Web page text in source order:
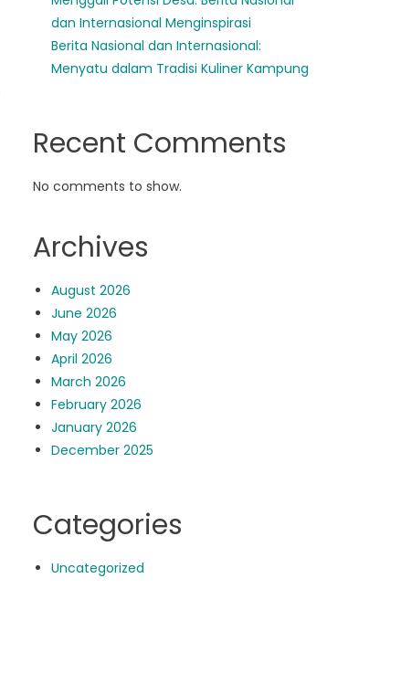
dan Internasional Menginspirasi
Berita Nasional dan Internasional:
Menyatu dalam Tradisi Kuliner Kampung
Recent Comments
No comments to show.
Archives
August 2026
June 2026
May 2026
April 2026
March 2026
February 2026
January 2026
December 2025
Categories
Uncategorized